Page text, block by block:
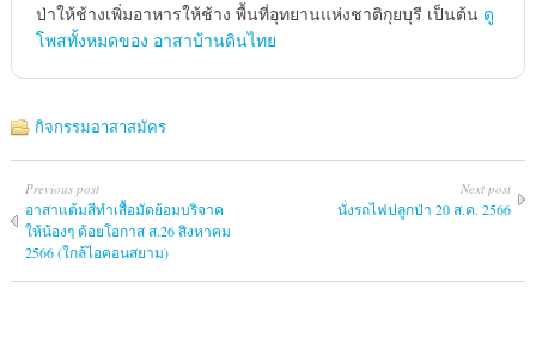
ป่าให้ช้างเพิ่มอาหารให้ช้าง พื้นที่อุทยานแห่งชาติกุยบุรี เป็นต้น ดู
โพสทั้งหมดของ อาสาบ้านดินไทย
กิจกรรมอาสาสมัคร
Previous post
อาสาแต้มสีทำเสื้อมัดย้อมบริจาค
ให้น้องๆ ด้อยโอกาส ส.26 สิงหาคม
2566 (ใกล้ไอคอนสยาม)
Next post
นั่งรถไฟปลูกป่า 20 ส.ค. 2566